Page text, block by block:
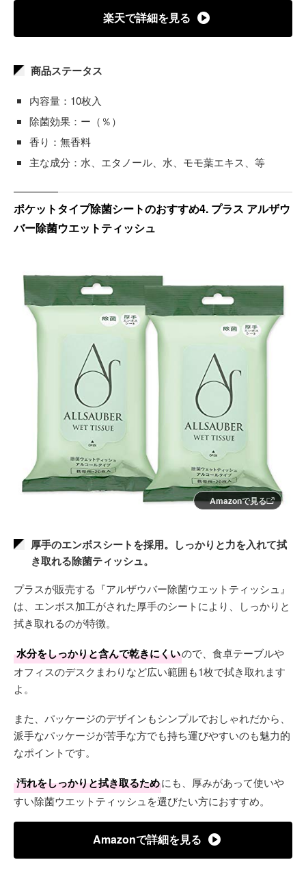
楽天で詳細を見る
商品ステータス
内容量：10枚入
除菌効果：ー（％）
香り：無香料
主な成分：水、エタノール、水、モモ葉エキス、等
ポケットタイプ除菌シートのおすすめ4. プラス アルザウ
バー除菌ウエットティッシュ
Amazonで見る
厚手のエンボスシートを採用。しっかりと力を入れて拭
き取れる除菌ティッシュ。
プラスが販売する『アルザウバー除菌ウエットティッシュ』
は、エンボス加工がされた厚手のシートにより、しっかりと
拭き取れるのが特徴。
水分をしっかりと含んで乾きにくいので、食卓テーブルや
オフィスのデスクまわりなど広い範囲も1枚で拭き取れます
よ。
また、パッケージのデザインもシンプルでおしゃれだから、
派手なパッケージが苦手な方でも持ち運びやすいのも魅力的
なポイントです。
汚れをしっかりと拭き取るためにも、厚みがあって使いや
すい除菌ウエットティッシュを選びたい方におすすめ。
Amazonで詳細を見る